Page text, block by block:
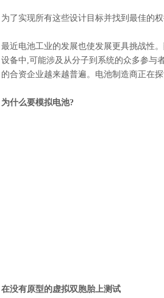
为了实现所有这些设计目标并找到最佳的
最近电池工业的发展也使发展更具挑战性
设备中,可能涉及从分子到系统的众多参与
的合资企业越来越普遍。电池制造商正在
为什么要模拟电池?
在没有原型的虚拟双胞胎上测试